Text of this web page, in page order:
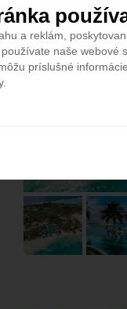
a reklám,
naše webové
príslušné